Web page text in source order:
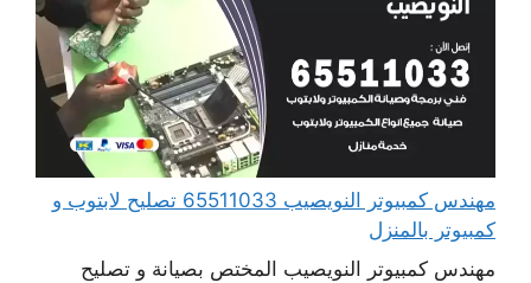
مهندس كمبيوتر النويصيب 65511033 تصليح لابتوب و
كمبيوتر بالمنزل
مهندس كمبيوتر النويصيب المختص بصيانة و تصليح